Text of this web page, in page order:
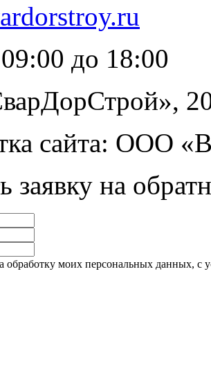
до 18:00
сайта: ООО
заявку на
обработку моих персональных данных, с